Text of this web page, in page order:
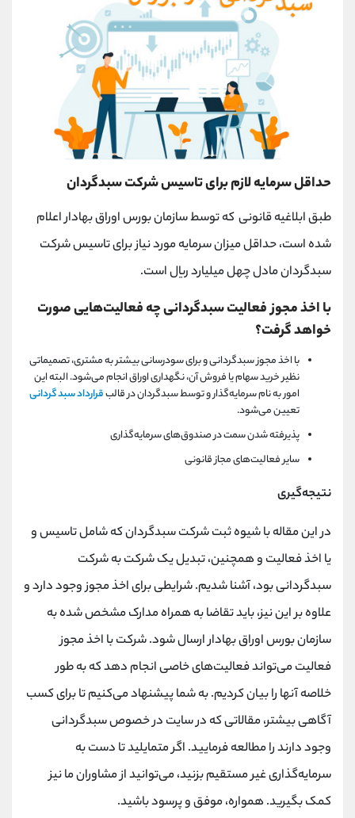
حداقل سرمایه لازم برای تاسیس شرکت سبدگردان
طبق ابلاغیه قانونی که توسط سازمان بورس اوراق بهادار اعلام
شده است، حداقل میزان سرمایه مورد نیاز برای تاسیس شرکت
سبدگردان مادل چهل میلیارد ریال است.
با اخذ مجوز فعالیت سبدگردانی چه فعالیت‌هایی صورت
خواهد گرفت؟
با اخذ مجوز سبدگردانی و برای سودرسانی بیشتر به مشتری، تصمیماتی
نظیر خرید سهام یا فروش آن، نگهداری اوراق انجام می‌شود. البته این
امور به نام سرمایه‌گذار و توسط سبدگردان در قالبقرارداد سبد گردانی
تعیین می‌شود.
پذیرفته شدن سمت در صندوق‌های سرمایه‌گذاری
سایر فعالیت‌های مجاز قانونی
نتیجه‌گیری
در این مقاله با شیوه ثبت شرکت سبدگردان که شامل تاسیس و
یا اخذ فعالیت و همچنین، تبدیل یک شرکت به شرکت
سبدگردانی بود، آشنا شدیم. شرایطی برای اخذ مجوز وجود دارد و
علاوه بر این نیز، باید تقاضا به همراه مدارک مشخص ‌شده به
سازمان بورس اوراق بهادار ارسال شود. شرکت با اخذ مجوز
فعالیت می‌تواند فعالیت‌های خاصی انجام دهد که به طور
خلاصه آنها را بیان کردیم. به شما پیشنهاد می‌کنیم تا برای کسب
آگاهی بیشتر، مقالاتی که در سایت در خصوص سبدگردانی
وجود دارند را مطالعه فرمایید. اگر متمایلید تا دست به
سرمایه‌گذاری غیر مستقیم بزنید، می‌توانید از مشاوران ما نیز
کمک بگیرید. همواره، موفق و پرسود باشید.